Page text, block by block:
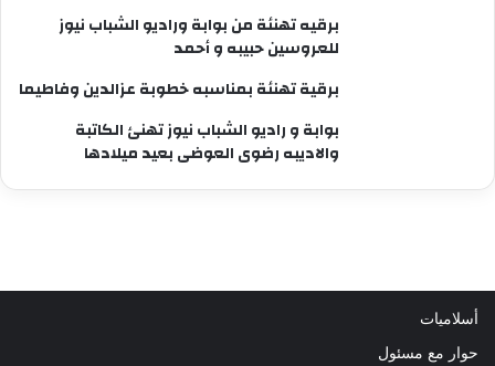
برقيه تهنئة من بوابة وراديو الشباب نيوز
للعروسين حبيبه و أحمد
برقية تهنئة بمناسبه خطوبة عزالدين وفاطيما
بوابة و راديو الشباب نيوز تهنئ الكاتبة
والاديبه رضوى العوضى بعيد ميلادها
أسلاميات
حوار مع مسئول